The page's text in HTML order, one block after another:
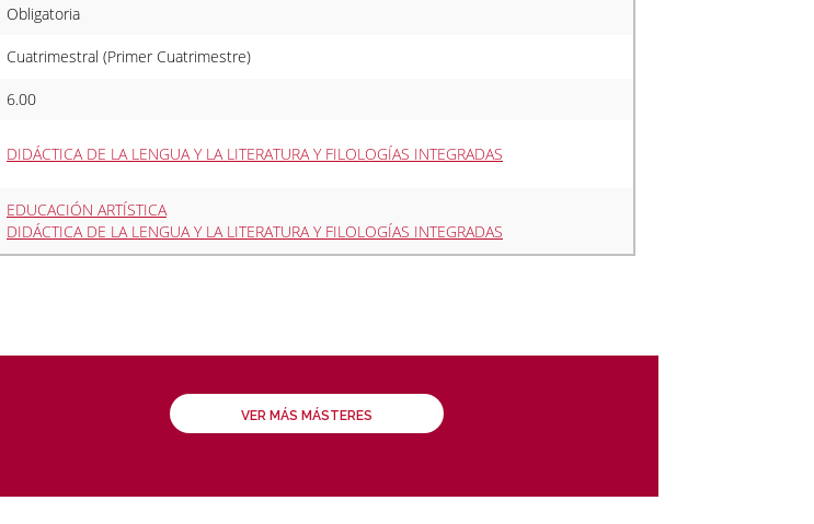
Obligatoria
Cuatrimestral (Primer Cuatrimestre)
6.00
DIDÁCTICA DE LA LENGUA Y LA LITERATURA Y FILOLOGÍAS INTEGRADAS
EDUCACIÓN ARTÍSTICA
DIDÁCTICA DE LA LENGUA Y LA LITERATURA Y FILOLOGÍAS INTEGRADAS
VER MÁS MÁSTERES